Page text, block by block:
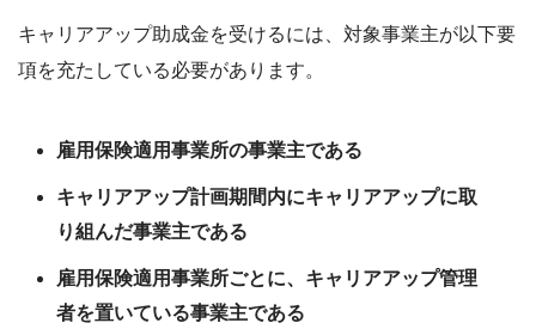
キャリアアップ助成金を受けるには、対象事業主が以下要
項を充たしている必要があります。
雇用保険適用事業所の事業主である
キャリアアップ計画期間内にキャリアアップに取
り組んだ事業主である
雇用保険適用事業所ごとに、キャリアアップ管理
者を置いている事業主である